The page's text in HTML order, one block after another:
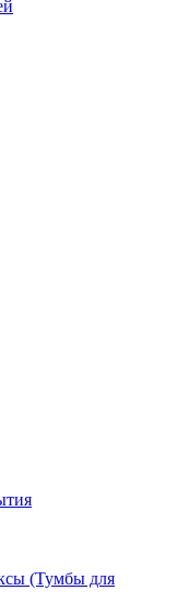
(Тумбы для